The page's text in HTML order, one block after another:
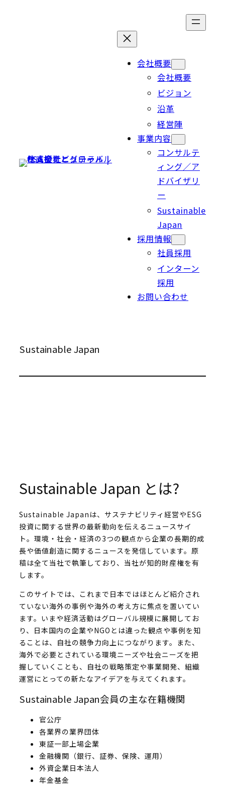
会社概要
会社概要
ビジョン
沿革
経営陣
事業内容
コンサルテ
ィング／ア
ドバイザリ
ー
Sustainable
Japan
採用情報
社員採用
インターン
採用
お問い合わせ
Sustainable Japan
Sustainable Japan とは?
Sustainable Japanは、サステナビリティ経営やESG
投資に関する世界の最新動向を伝えるニュースサイ
ト。環境・社会・経済の3つの観点から企業の長期的成
長や価値創造に関するニュースを発信しています。原
稿は全て当社で執筆しており、当社が知的財産権を有
します。
このサイトでは、これまで日本ではほとんど紹介され
ていない海外の事例や海外の考え方に焦点を置いてい
ます。いまや経済活動はグローバル規模に展開してお
り、日本国内の企業やNGOとは違った観点や事例を知
ることは、自社の競争力向上につながります。また、
海外で必要とされている環境ニーズや社会ニーズを把
握していくことも、自社の戦略策定や事業開発、組織
運営にとっての新たなアイデアを与えてくれます。
Sustainable Japan会員の主な在籍機関
官公庁
各業界の業界団体
東証一部上場企業
金融機関（銀行、証券、保険、運用）
外資企業日本法人
年金基金